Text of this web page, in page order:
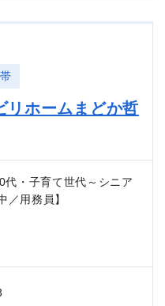
リホームまどか哲
代・子育て世代～シニア
／用務員】